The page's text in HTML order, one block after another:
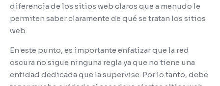
diferencia de los sitios web claros que a menudo le
permiten saber claramente de qué se tratan los sitios
web.
En este punto, es importante enfatizar que la red
oscura no sigue ninguna regla ya que no tiene una
entidad dedicada que la supervise. Por lo tanto, debe